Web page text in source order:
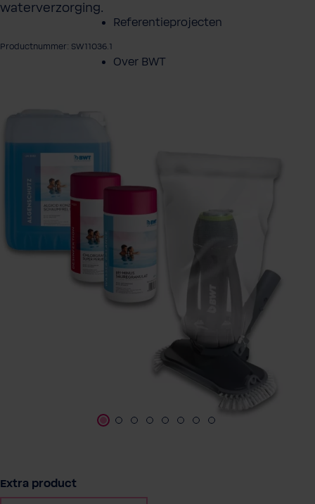
Referentieprojecten
Over BWT
waterverzorging.
Productnummer: SW11036.1
Selecteer
Extra product